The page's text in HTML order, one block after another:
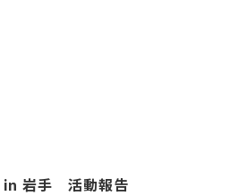
in 岩手 活動報告